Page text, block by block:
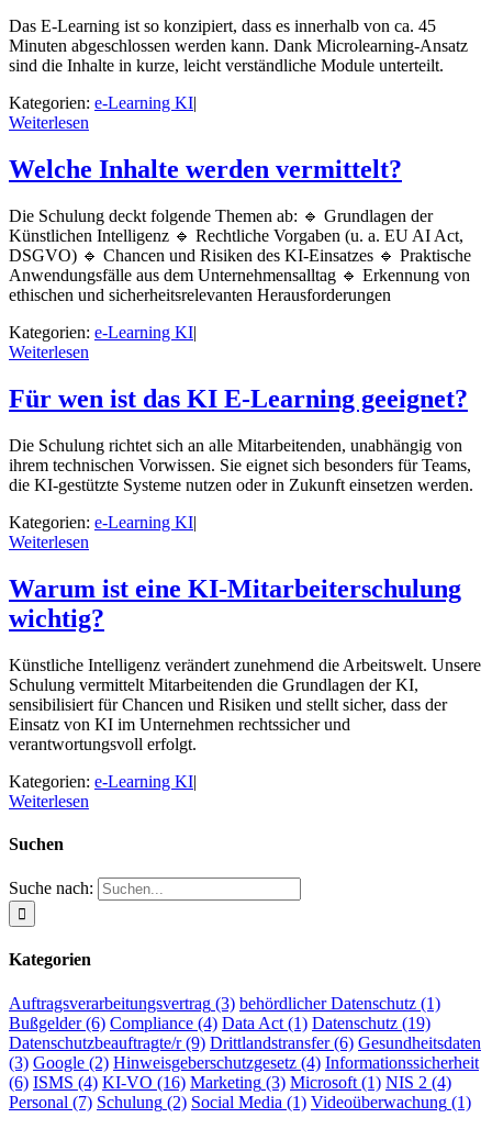
Das E-Learning ist so konzipiert, dass es innerhalb von ca. 45
Minuten abgeschlossen werden kann. Dank Microlearning-Ansatz
sind die Inhalte in kurze, leicht verständliche Module unterteilt.
Kategorien: e-Learning KI|
Weiterlesen
Welche Inhalte werden vermittelt?
Die Schulung deckt folgende Themen ab: 🔹 Grundlagen der
Künstlichen Intelligenz 🔹 Rechtliche Vorgaben (u. a. EU AI Act,
DSGVO) 🔹 Chancen und Risiken des KI-Einsatzes 🔹 Praktische
Anwendungsfälle aus dem Unternehmensalltag 🔹 Erkennung von
ethischen und sicherheitsrelevanten Herausforderungen
Kategorien: e-Learning KI|
Weiterlesen
Für wen ist das KI E-Learning geeignet?
Die Schulung richtet sich an alle Mitarbeitenden, unabhängig von
ihrem technischen Vorwissen. Sie eignet sich besonders für Teams,
die KI-gestützte Systeme nutzen oder in Zukunft einsetzen werden.
Kategorien: e-Learning KI|
Weiterlesen
Warum ist eine KI-Mitarbeiterschulung
wichtig?
Künstliche Intelligenz verändert zunehmend die Arbeitswelt. Unsere
Schulung vermittelt Mitarbeitenden die Grundlagen der KI,
sensibilisiert für Chancen und Risiken und stellt sicher, dass der
Einsatz von KI im Unternehmen rechtssicher und
verantwortungsvoll erfolgt.
Kategorien: e-Learning KI|
Weiterlesen
Suchen
Suche nach:
Kategorien
Auftragsverarbeitungsvertrag (3) behördlicher Datenschutz (1)
Bußgelder(6) Compliance (4) Data Act (1) Datenschutz (19)
Datenschutzbeauftragte/r(9) Drittlandstransfer(6) Gesundheitsdaten
(3) Google (2) Hinweisgeberschutzgesetz (4) Informationssicherheit
(6) ISMS (4) KI-VO (16) Marketing (3) Microsoft (1) NIS 2 (4)
Personal (7) Schulung (2) Social Media (1) Videoüberwachung (1)